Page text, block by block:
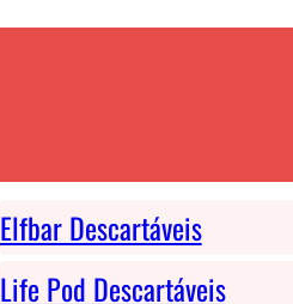
Elfbar Descartáveis
Life Pod Descartáveis